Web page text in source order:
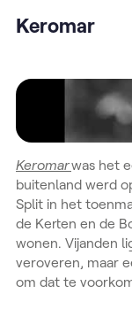
Keromar
Video
Keromarwas het
buitenland werd
Split in het
de Kerten en de
wonen. Vijanden
veroveren, maar
om dat te